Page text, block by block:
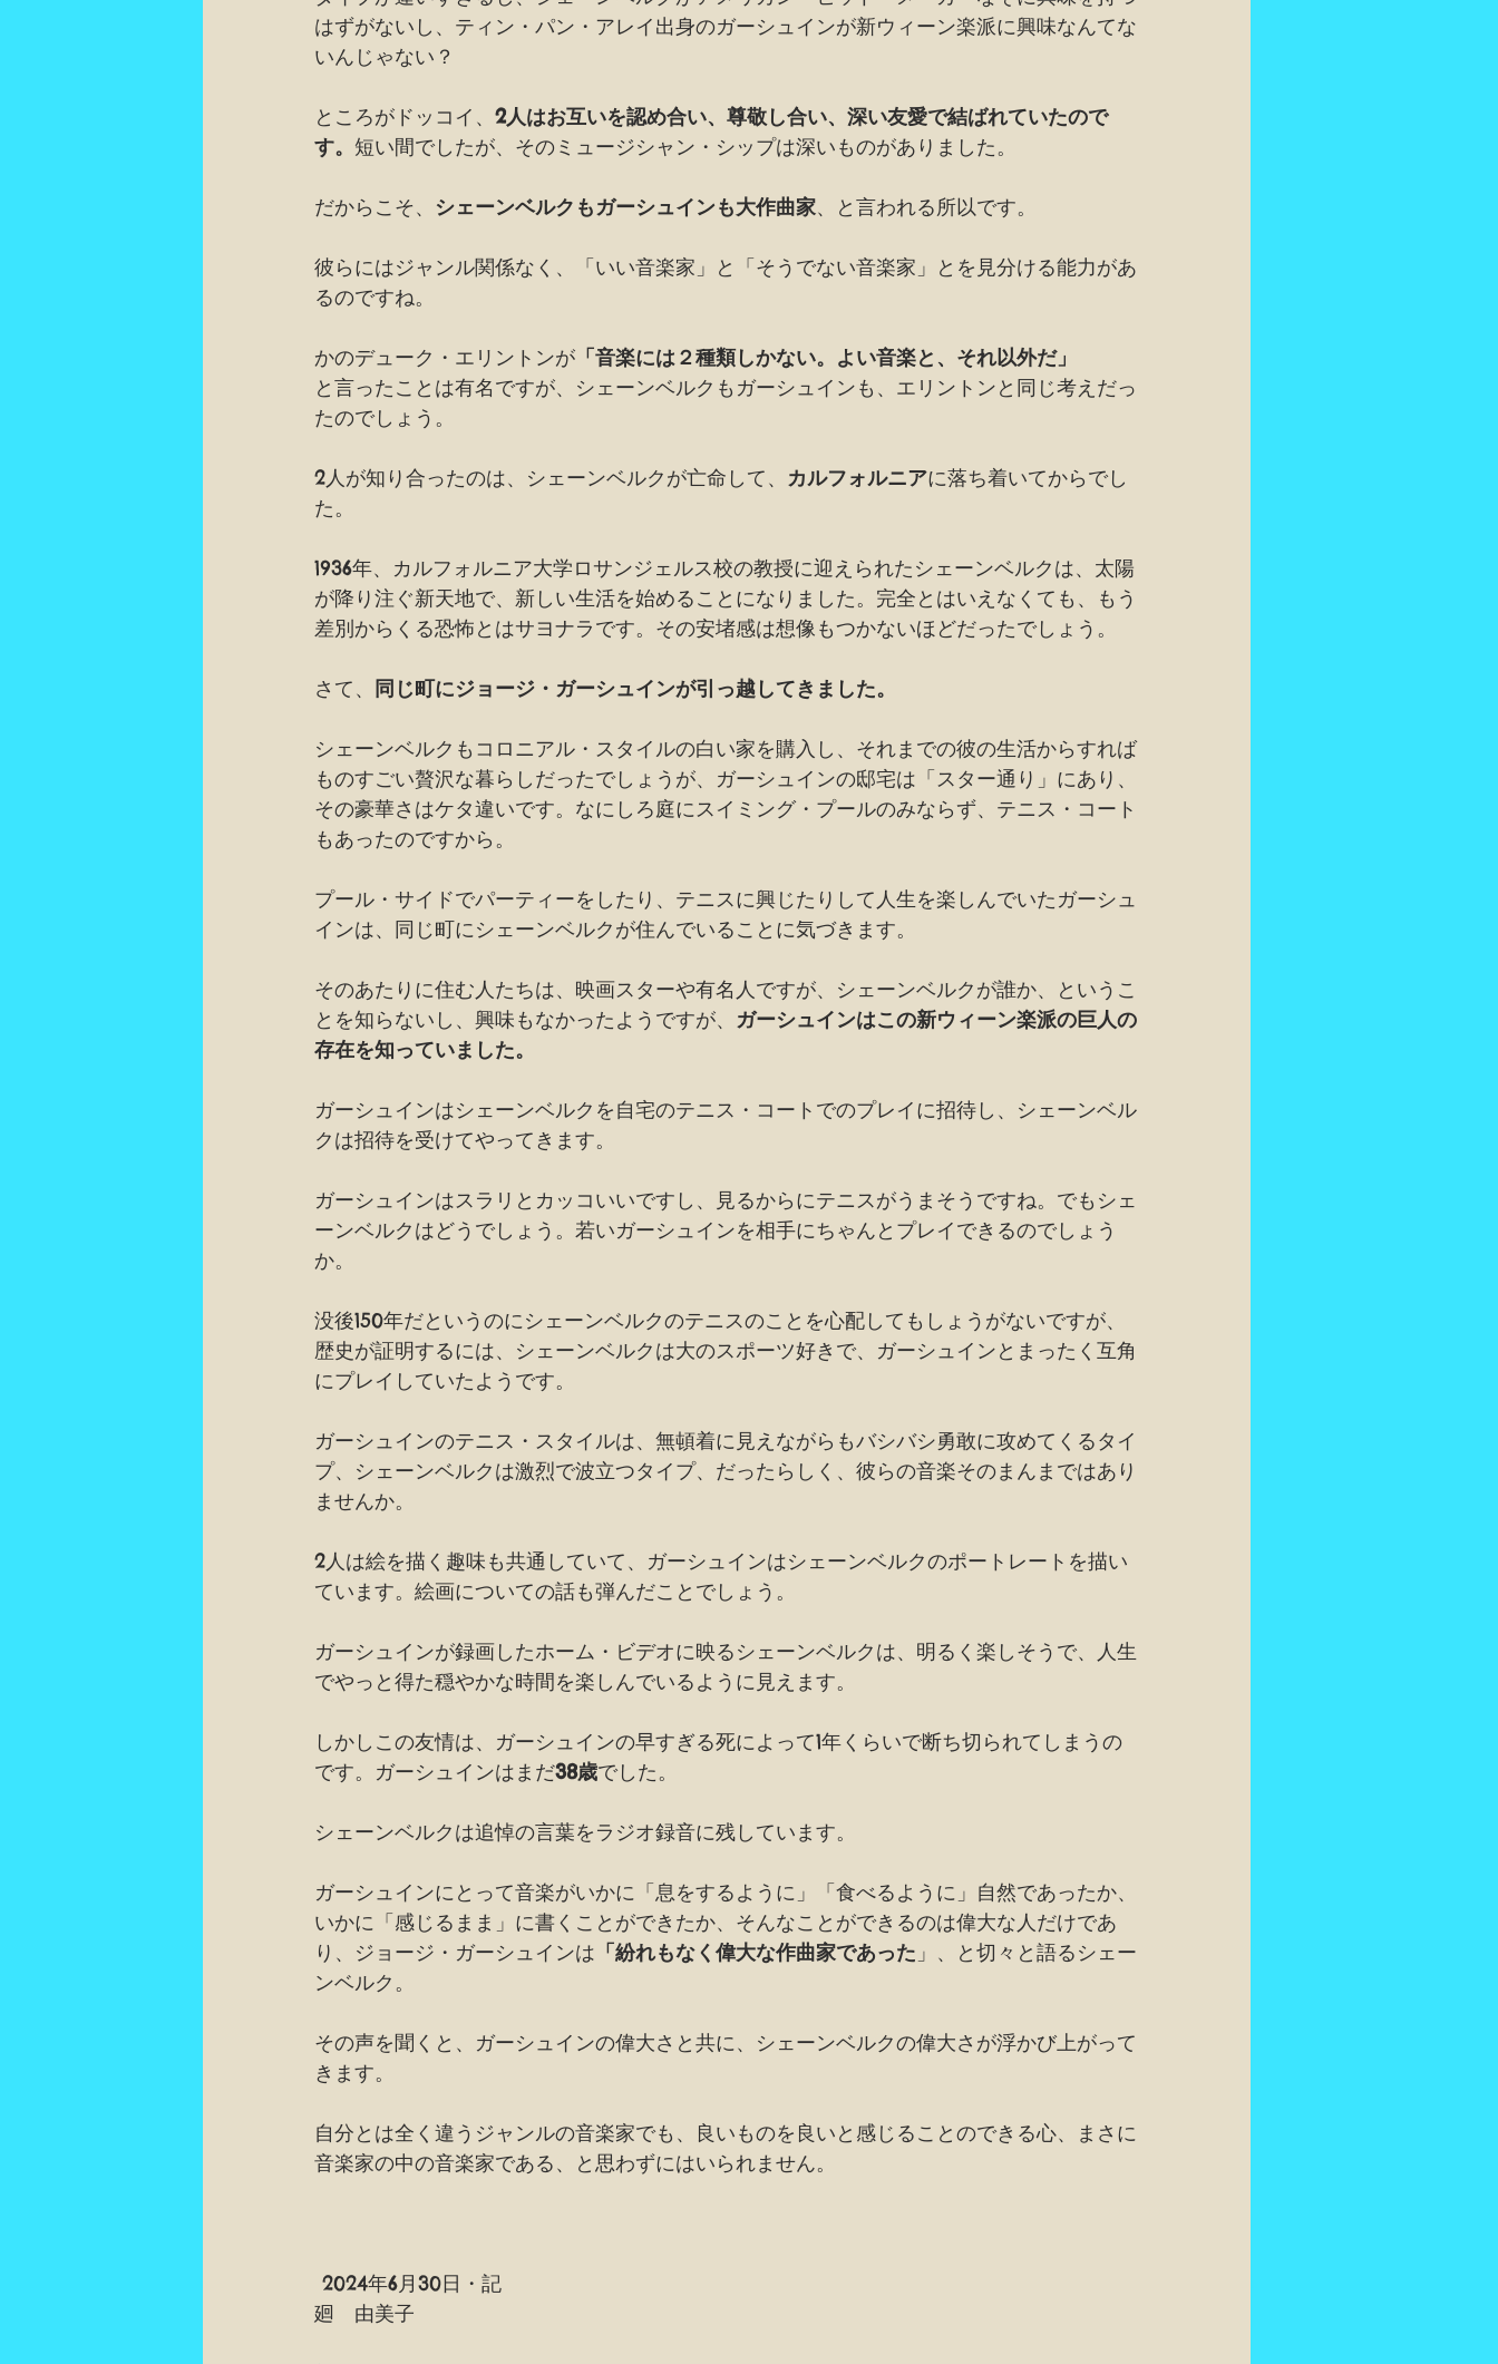
はずがないし、ティン・パン・アレイ出身のガーシュインが新ウィーン楽派に興味なんてな
いんじゃない？
ところがドッコイ、 2人はお互いを認め合い、尊敬し合い、深い友愛で結ばれていたので
す。 短い間でしたが、そのミュージシャン・シップは深いものがありました。
だからこそ、 シェーンベルクもガーシュインも大作曲家、と言われる所以です。
彼らにはジャンル関係なく、「いい音楽家」と「そうでない音楽家」とを見分ける能力があ
るのですね。
かのデューク・エリントンが 「音楽には２種類しかない。よい音楽と、それ以外だ」
と言ったことは有名ですが、シェーンベルクもガーシュインも、エリントンと同じ考えだっ
たのでしょう。
2人が知り合ったのは、シェーンベルクが亡命して、 カルフォルニアに落ち着いてからでし
た。
1936年、カルフォルニア大学ロサンジェルス校の教授に迎えられたシェーンベルクは、太陽
が降り注ぐ新天地で、新しい生活を始めることになりました。完全とはいえなくても、もう
差別からくる恐怖とはサヨナラです。その安堵感は想像もつかないほどだったでしょう。
さて、 同じ町にジョージ・ガーシュインが引っ越してきました。
シェーンベルクもコロニアル・スタイルの白い家を購入し、それまでの彼の生活からすれば
ものすごい贅沢な暮らしだったでしょうが、ガーシュインの邸宅は「スター通り」にあり、
その豪華さはケタ違いです。なにしろ庭にスイミング・プールのみならず、テニス・コート
もあったのですから。
プール・サイドでパーティーをしたり、テニスに興じたりして人生を楽しんでいたガーシュ
インは、同じ町にシェーンベルクが住んでいることに気づきます。
そのあたりに住む人たちは、映画スターや有名人ですが、シェーンベルクが誰か、というこ
とを知らないし、興味もなかったようですが、 ガーシュインはこの新ウィーン楽派の巨人の
存在を知っていました。
ガーシュインはシェーンベルクを自宅のテニス・コートでのプレイに招待し、シェーンベル
クは招待を受けてやってきます。
ガーシュインはスラリとカッコいいですし、見るからにテニスがうまそうですね。でもシェ
ーンベルクはどうでしょう。若いガーシュインを相手にちゃんとプレイできるのでしょう
か。
没後150年だというのにシェーンベルクのテニスのことを心配してもしょうがないですが、
歴史が証明するには、シェーンベルクは大のスポーツ好きで、ガーシュインとまったく互角
にプレイしていたようです。
ガーシュインのテニス・スタイルは、無頓着に見えながらもバシバシ勇敢に攻めてくるタイ
プ、シェーンベルクは激烈で波立つタイプ、だったらしく、彼らの音楽そのまんまではあり
ませんか。
2人は絵を描く趣味も共通していて、ガーシュインはシェーンベルクのポートレートを描い
ています。絵画についての話も弾んだことでしょう。
ガーシュインが録画したホーム・ビデオに映るシェーンベルクは、明るく楽しそうで、人生
でやっと得た穏やかな時間を楽しんでいるように見えます。
しかしこの友情は、ガーシュインの早すぎる死によって1年くらいで断ち切られてしまうの
です。ガーシュインはまだ38歳でした。
シェーンベルクは追悼の言葉をラジオ録音に残しています。
ガーシュインにとって音楽がいかに「息をするように」「食べるように」自然であったか、
いかに「感じるまま」に書くことができたか、そんなことができるのは偉大な人だけであ
り、ジョージ・ガーシュインは 「紛れもなく偉大な作曲家であった 」、と切々と語るシェー
ンベルク。
その声を聞くと、ガーシュインの偉大さと共に、シェーンベルクの偉大さが浮かび上がって
きます。
自分とは全く違うジャンルの音楽家でも、良いものを良いと感じることのできる心、まさに
音楽家の中の音楽家である、と思わずにはいられません。
2024年6月30日・記
廻　由美子